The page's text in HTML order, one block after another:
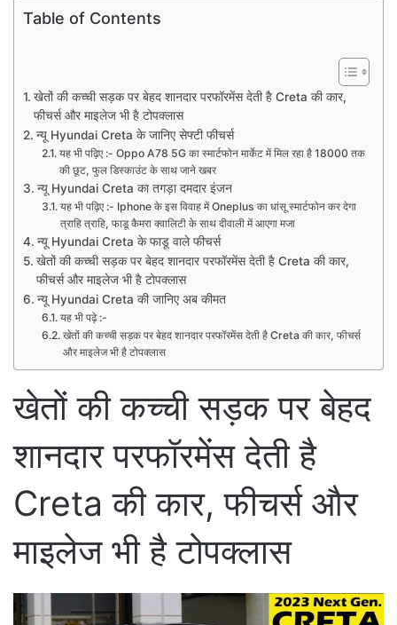
Table of Contents
खेतों की कच्ची सड़क पर बेहद शानदार परफॉरमेंस देती है Creta की कार,
फीचर्स और माइलेज भी है टोपक्लास
न्यू Hyundai Creta के जानिए सेफ्टी फीचर्स
यह भी पढ़िए :- Oppo A78 5G का स्मार्टफोन मार्केट में मिल रहा है 18000 तक
की छूट, फुल डिस्काउंट के साथ जाने खबर
न्यू Hyundai Creta का तगड़ा दमदार इंजन
यह भी पढ़िए :- Iphone के इस विवाह में Oneplus का धांसू स्मार्टफोन कर देगा
त्राहि त्राहि, फाडू कैमरा क्वालिटी के साथ दीवाली में आएगा मजा
न्यू Hyundai Creta के फाडू वाले फीचर्स
खेतों की कच्ची सड़क पर बेहद शानदार परफॉरमेंस देती है Creta की कार,
फीचर्स और माइलेज भी है टोपक्लास
न्यू Hyundai Creta की जानिए अब कीमत
यह भी पढ़े :-
खेतों की कच्ची सड़क पर बेहद शानदार परफॉरमेंस देती है Creta की कार, फीचर्स
और माइलेज भी है टोपक्लास
खेतों की कच्ची सड़क पर बेहद
शानदार परफॉरमेंस देती है
Creta की कार, फीचर्स और
माइलेज भी है टोपक्लास